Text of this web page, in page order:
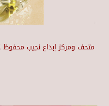
متحف ومركز إبداع نجيب محفوظ ١١٤ عاماً على ميلاد صاحب الثلاثية